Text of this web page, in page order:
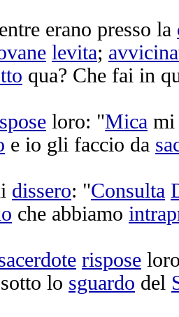
erano presso la
levita;
qua? Che fai in
loro: "Mica
e io gli faccio da
dissero: "Consulta
che abbiamo
rispose
lo sguardo del